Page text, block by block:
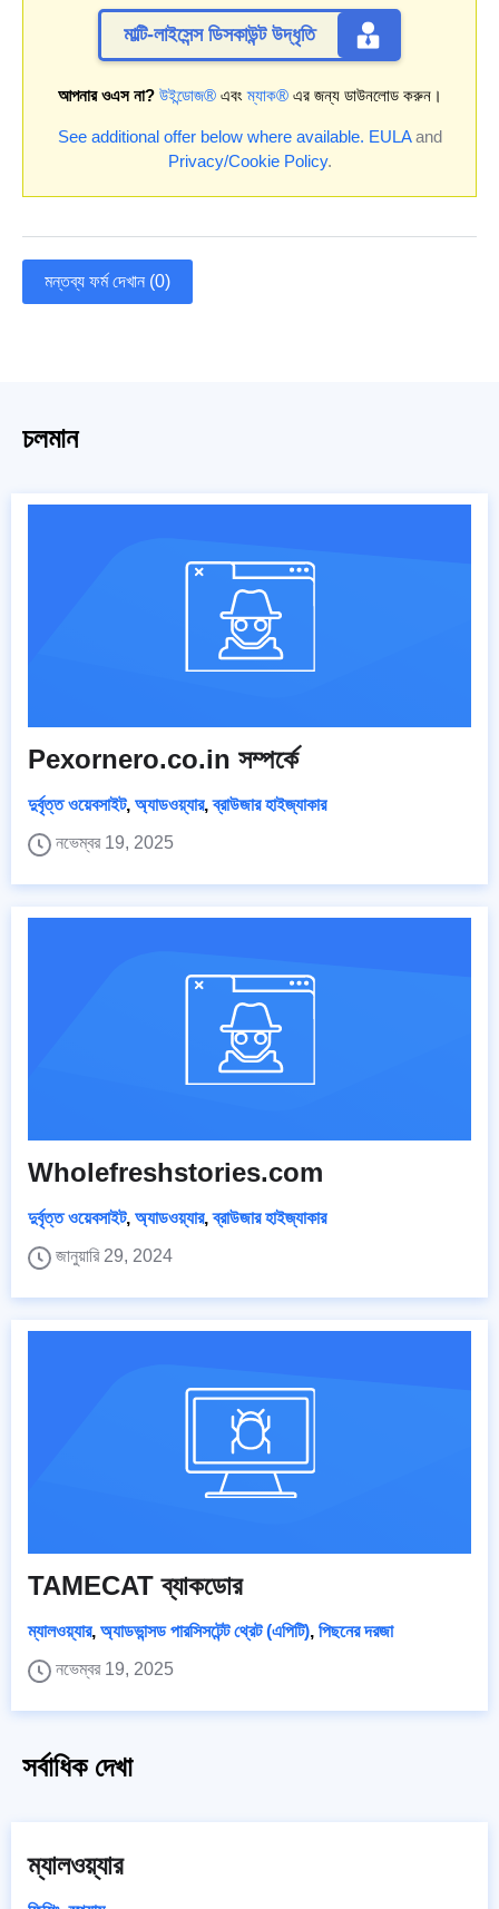
মাল্টি-লাইসেন্স ডিসকাউন্ট উদ্ধৃতি
আপনার ওএস না? উইন্ডোজ®এবংম্যাক®এর জন্য ডাউনলোড করুন।
See additional offer below where available. EULAand
Privacy/Cookie Policy.
মন্তব্য ফর্ম দেখান (0)
চলমান
Pexornero.co.in সম্পর্কে
দুর্বৃত্ত ওয়েবসাইট, অ্যাডওয়্যার,ব্রাউজার হাইজ্যাকার
নভেম্বর 19, 2025
Wholefreshstories.com
দুর্বৃত্ত ওয়েবসাইট, অ্যাডওয়্যার,ব্রাউজার হাইজ্যাকার
জানুয়ারি 29, 2024
TAMECAT ব্যাকডোর
ম্যালওয়্যার, অ্যাডভান্সড পারসিসটেন্ট থ্রেট (এপিটি), পিছনের দরজা
নভেম্বর 19, 2025
সর্বাধিক দেখা
ম্যালওয়্যার